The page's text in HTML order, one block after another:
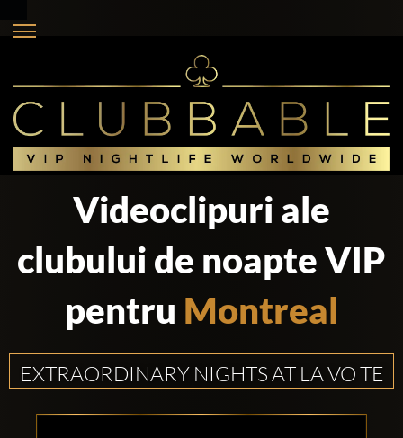
Videoclipuri ale
clubului de noapte VIP
pentru Montreal
EXTRAORDINARY NIGHTS AT LA VO TE